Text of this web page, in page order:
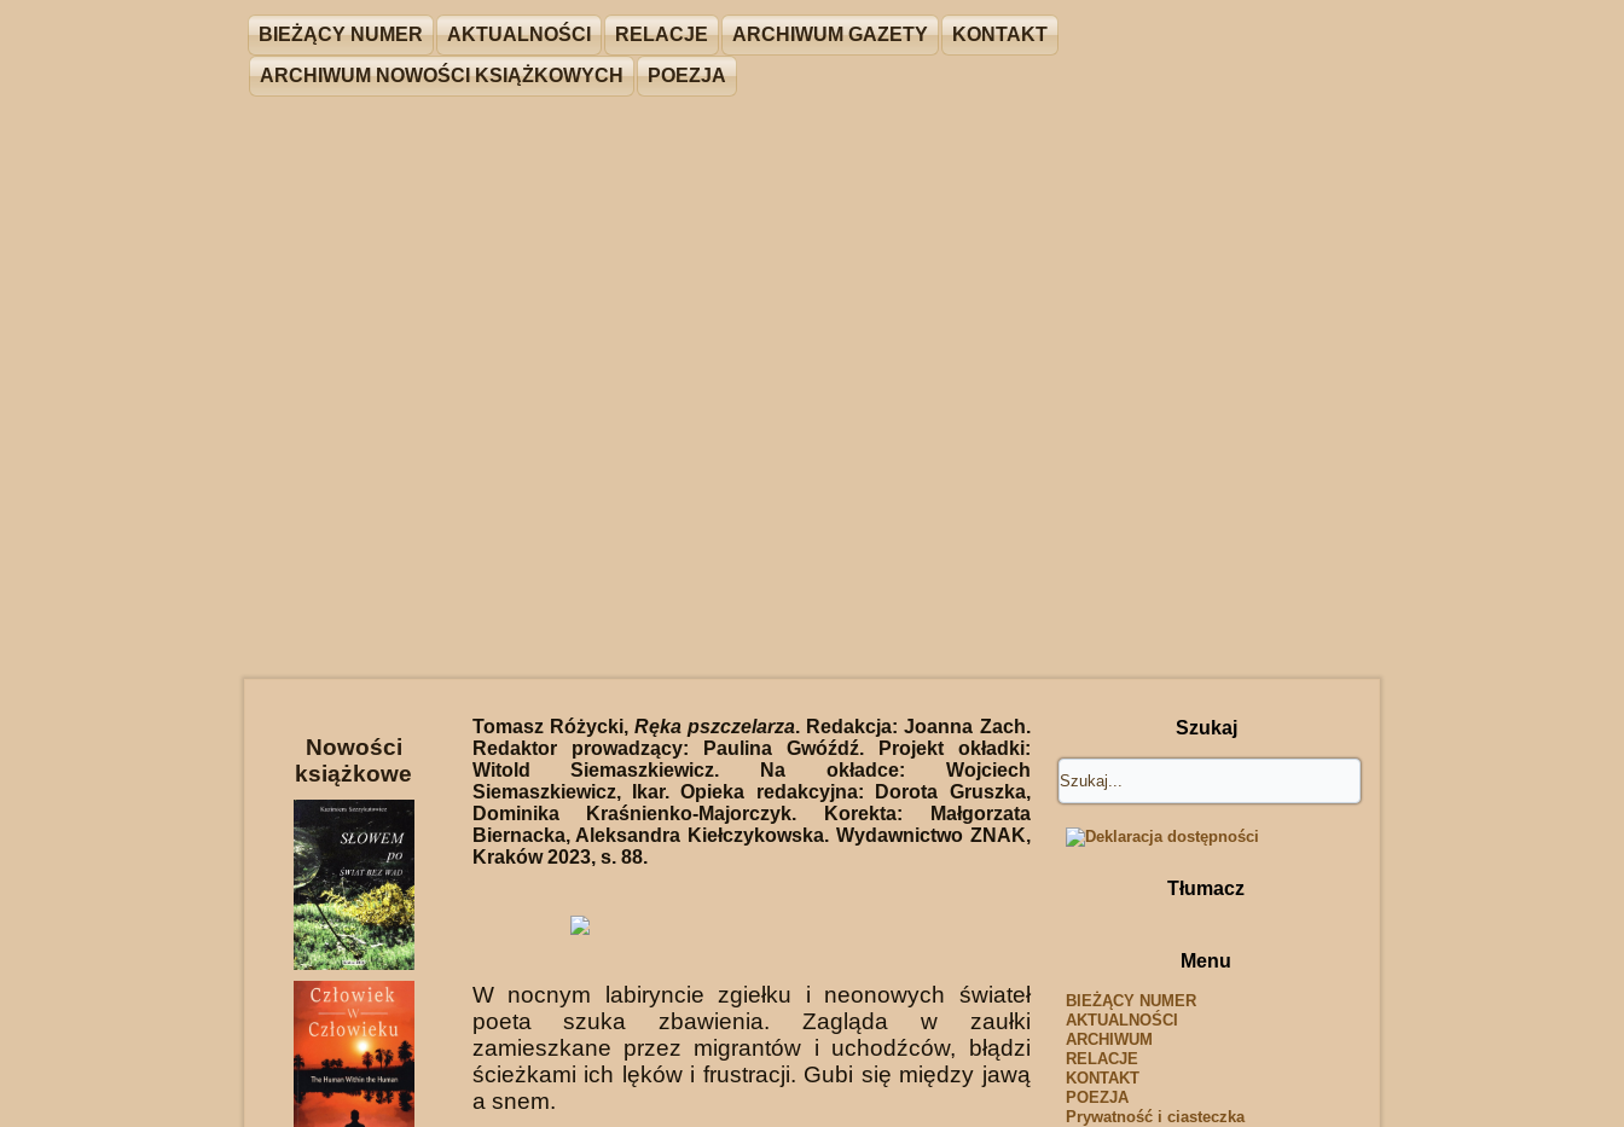
BIEŻĄCY NUMER AKTUALNOŚCI RELACJE ARCHIWUM GAZETY
KONTAKT
ARCHIWUM NOWOŚCI KSIĄŻKOWYCH
POEZJA
Nowości
książkowe
Tomasz Różycki, Ręka pszczelarza. Redakcja: Joanna Zach.
Redaktor prowadzący: Paulina Gwóźdź. Projekt okładki:
Witold Siemaszkiewicz. Na okładce: Wojciech
Siemaszkiewicz, Ikar. Opieka redakcyjna: Dorota Gruszka,
Dominika Kraśnienko-Majorczyk. Korekta: Małgorzata
Biernacka, Aleksandra Kiełczykowska. Wydawnictwo ZNAK,
Kraków 2023, s. 88.
W nocnym labiryncie zgiełku i neonowych świateł
poeta szuka zbawienia. Zagląda w zaułki
zamieszkane przez migrantów i uchodźców, błądzi
ścieżkami ich lęków i frustracji. Gubi się między jawą
a snem.
Szukaj
Tłumacz
Menu
BIEŻĄCY NUMER
AKTUALNOŚCI
ARCHIWUM
RELACJE
KONTAKT
POEZJA
Prywatność i ciasteczka